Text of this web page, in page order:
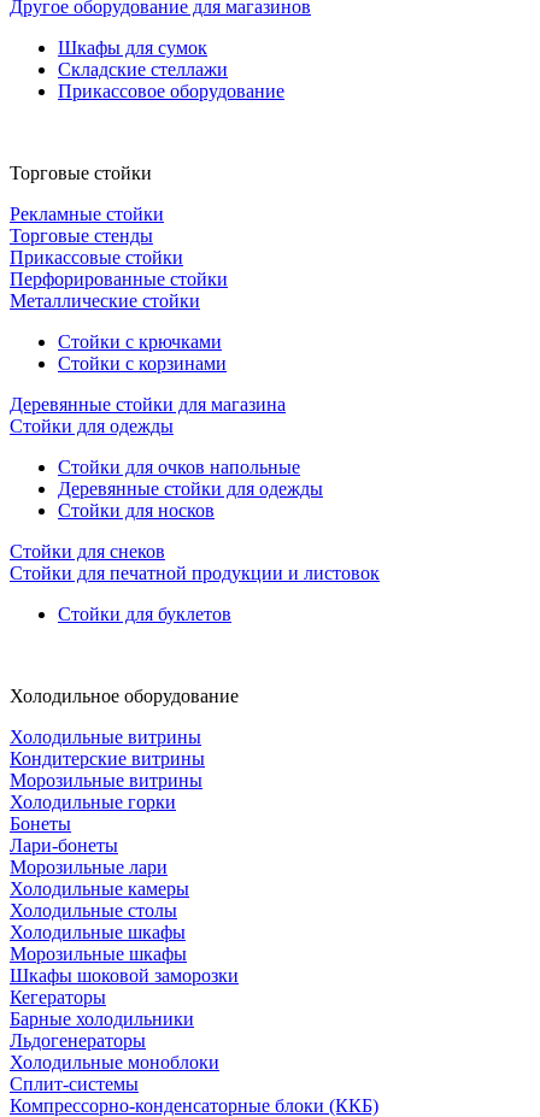
Другое оборудование для магазинов
Шкафы для сумок
Складские стеллажи
Прикассовое оборудование
Торговые стойки
Рекламные стойки
Торговые стенды
Прикассовые стойки
Перфорированные стойки
Металлические стойки
Стойки с крючками
Стойки с корзинами
Деревянные стойки для магазина
Стойки для одежды
Стойки для очков напольные
Деревянные стойки для одежды
Стойки для носков
Стойки для снеков
Стойки для печатной продукции и листовок
Стойки для буклетов
Холодильное оборудование
Холодильные витрины
Кондитерские витрины
Морозильные витрины
Холодильные горки
Бонеты
Лари-бонеты
Морозильные лари
Холодильные камеры
Холодильные столы
Холодильные шкафы
Морозильные шкафы
Шкафы шоковой заморозки
Кегераторы
Барные холодильники
Льдогенераторы
Холодильные моноблоки
Сплит-системы
Компрессорно-конденсаторные блоки (ККБ)